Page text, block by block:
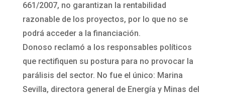
661/2007, no garantizan la rentabilidad
razonable de los proyectos, por lo que no se
podrá acceder a la financiación.
Donoso reclamó a los responsables políticos
que rectifiquen su postura para no provocar la
parálisis del sector. No fue el único: Marina
Sevilla, directora general de Energía y Minas del